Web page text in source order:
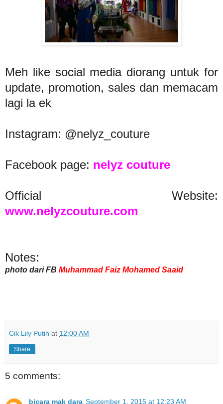
Meh like social media diorang untuk for
update, promotion, sales dan memacam
lagi la ek
Instagram: @nelyz_couture
Facebook page: nelyz couture
Official Website:
www.nelyzcouture.com
Notes:
photo dari FB Muhammad Faiz Mohamed Saaid
Cik Lily Putih at 12:00 AM
Share
5 comments:
bicara mak dara September 1, 2015 at 12:23 AM